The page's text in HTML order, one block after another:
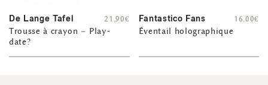
De Lange Tafel
Trousse à crayon – Play-
date?
21,90€ Fantastico Fans
Éventail holographique
16,00€